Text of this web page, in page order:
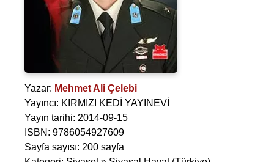
Yazar: Mehmet Ali Çelebi
Yayıncı: KIRMIZI KEDİ YAYINEVİ
Yayın tarihi: 2014-09-15
ISBN: 9786054927609
Sayfa sayısı: 200 sayfa